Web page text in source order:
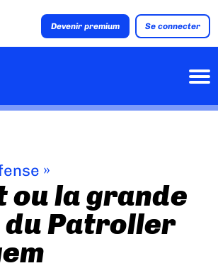
Devenir premium Se connecter
»
ou la grande
Patroller